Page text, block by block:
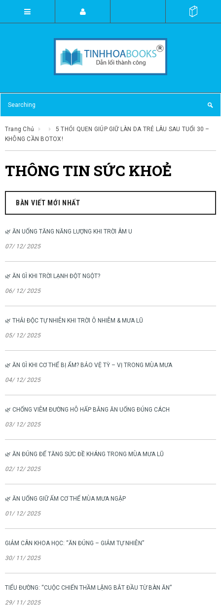
Trang Chủ
5 THÓI QUEN GIÚP GIỮ LÀN DA TRẺ LÂU SAU TUỔI 30 –
KHÔNG CẦN BOTOX!
THÔNG TIN SỨC KHOẺ
BÀN VIẾT MỚI NHẤT
🌿 ĂN UỐNG TĂNG NĂNG LƯỢNG KHI TRỜI ÂM U
07/ 12/ 2025
🌿 ĂN GÌ KHI TRỜI LẠNH ĐỘT NGỘT?
06/ 12/ 2025
🌿 THẢI ĐỘC TỰ NHIÊN KHI TRỜI Ô NHIỄM & MƯA LŨ
05/ 12/ 2025
🌿 ĂN GÌ KHI CƠ THỂ BỊ ẨM? BẢO VỆ TỲ – VỊ TRONG MÙA MƯA
04/ 12/ 2025
🌿 CHỐNG VIÊM ĐƯỜNG HÔ HẤP BẰNG ĂN UỐNG ĐÚNG CÁCH
03/ 12/ 2025
🌿 ĂN ĐÚNG ĐỂ TĂNG SỨC ĐỀ KHÁNG TRONG MÙA MƯA LŨ
02/ 12/ 2025
🌿 ĂN UỐNG GIỮ ẤM CƠ THỂ MÙA MƯA NGẬP
01/ 12/ 2025
GIẢM CÂN KHOA HỌC: “ĂN ĐÚNG – GIẢM TỰ NHIÊN”
30/ 11/ 2025
TIỂU ĐƯỜNG: “CUỘC CHIẾN THẦM LẶNG BẮT ĐẦU TỪ BÀN ĂN”
29/ 11/ 2025